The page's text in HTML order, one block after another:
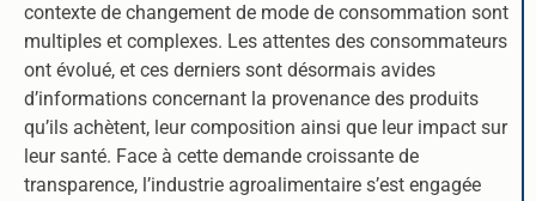
contexte de changement de mode de consommation sont
multiples et complexes. Les attentes des consommateurs
ont évolué, et ces derniers sont désormais avides
d’informations concernant la provenance des produits
qu’ils achètent, leur composition ainsi que leur impact sur
leur santé. Face à cette demande croissante de
transparence, l’industrie agroalimentaire s’est engagée